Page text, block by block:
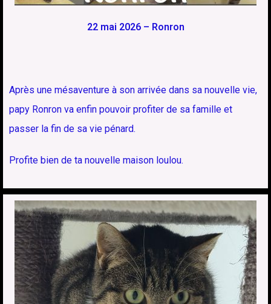
22 mai 2026 – Ronron
Après une mésaventure à son arrivée dans sa nouvelle vie,
papy Ronron va enfin pouvoir profiter de sa famille et
passer la fin de sa vie pénard.
Profite bien de ta nouvelle maison loulou.